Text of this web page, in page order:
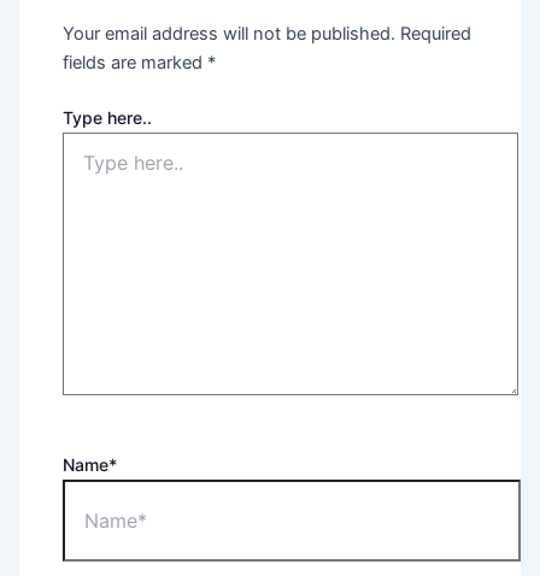
Your email address will not be published. Required
fields are marked *
Type here..
Name*